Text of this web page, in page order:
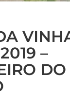
–
DO